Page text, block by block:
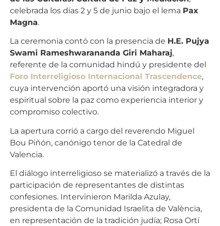
celebrada los días 2 y 5 de junio bajo el lema Pax
Magna.
La ceremonia contó con la presencia de H.E. Pujya
Swami Rameshwarananda Giri Maharaj,
referente de la comunidad hindú y presidente del
Foro Interreligioso Internacional Trascendence,
cuya intervención aportó una visión integradora y
espiritual sobre la paz como experiencia interior y
compromiso colectivo.
La apertura corrió a cargo del reverendo Miguel
Bou Piñón, canónigo tenor de la Catedral de
Valencia.
El diálogo interreligioso se materializó a través de la
participación de representantes de distintas
confesiones. Intervinieron Marilda Azulay,
presidenta de la Comunidad Israelita de València,
en representación de la tradición judía; Rosa Ortí